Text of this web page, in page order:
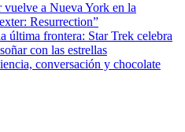
vuelve a Nueva York en la
Resurrection”
última frontera: Star Trek celebra
con las estrellas
conversación y chocolate